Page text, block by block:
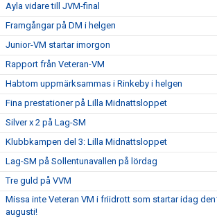
Ayla vidare till JVM-final
Framgångar på DM i helgen
Junior-VM startar imorgon
Rapport från Veteran-VM
Habtom uppmärksammas i Rinkeby i helgen
Fina prestationer på Lilla Midnattsloppet
Silver x 2 på Lag-SM
Klubbkampen del 3: Lilla Midnattsloppet
Lag-SM på Sollentunavallen på lördag
Tre guld på VVM
Missa inte Veteran VM i friidrott som startar idag
augusti!